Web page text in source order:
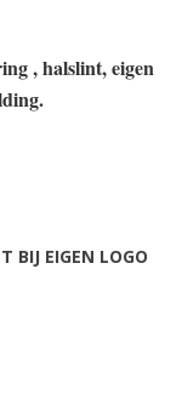
, halslint, eigen
BIJ EIGEN LOGO